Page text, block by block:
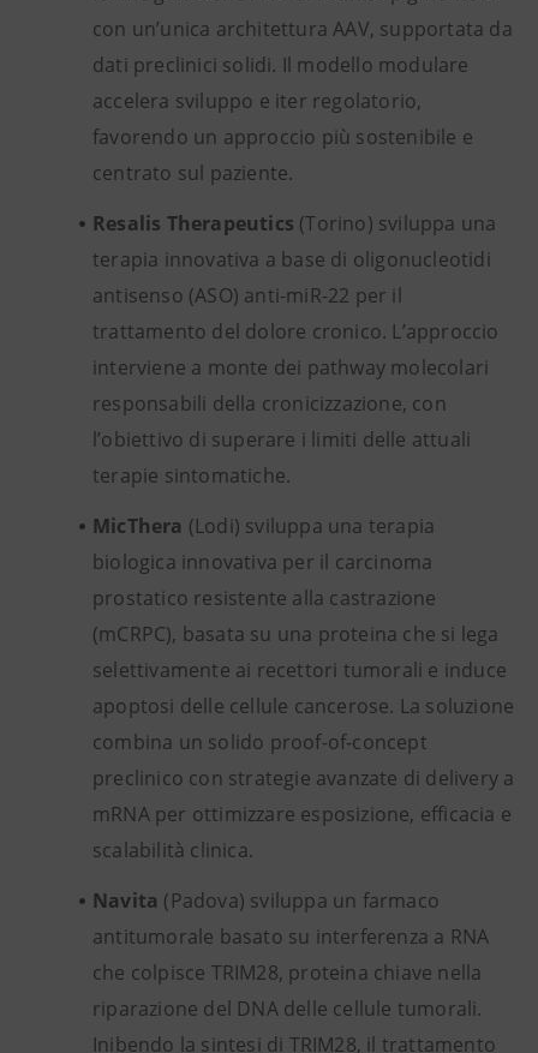
con un’unica architettura AAV, supportata da
dati preclinici solidi. Il modello modulare
accelera sviluppo e iter regolatorio,
favorendo un approccio più sostenibile e
centrato sul paziente.
Resalis Therapeutics (Torino) sviluppa una
terapia innovativa a base di oligonucleotidi
antisenso (ASO) anti-miR-22 per il
trattamento del dolore cronico. L’approccio
interviene a monte dei pathway molecolari
responsabili della cronicizzazione, con
l’obiettivo di superare i limiti delle attuali
terapie sintomatiche.
MicThera (Lodi) sviluppa una terapia
biologica innovativa per il carcinoma
prostatico resistente alla castrazione
(mCRPC), basata su una proteina che si lega
selettivamente ai recettori tumorali e induce
apoptosi delle cellule cancerose. La soluzione
combina un solido proof-of-concept
preclinico con strategie avanzate di delivery a
mRNA per ottimizzare esposizione, efficacia e
scalabilità clinica.
Navita (Padova) sviluppa un farmaco
antitumorale basato su interferenza a RNA
che colpisce TRIM28, proteina chiave nella
riparazione del DNA delle cellule tumorali.
Inibendo la sintesi di TRIM28, il trattamento